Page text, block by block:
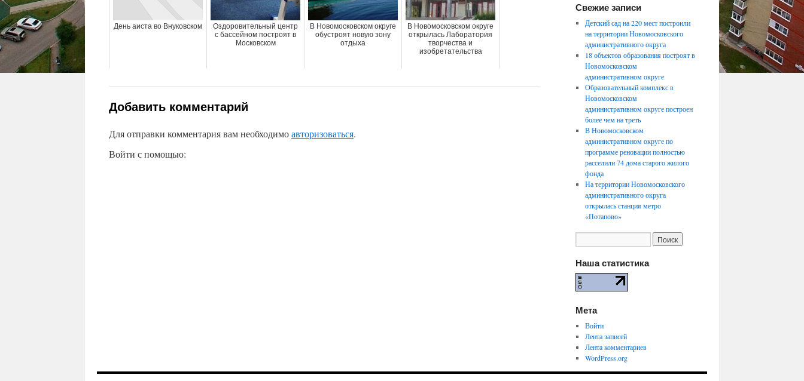
День аиста во Внуковском
Оздоровительный центр
с бассейном построят в
Московском
В Новомосковском округе
обустроят новую зону
отдыха
В Новомосковском округе
открылась Лаборатория
творчества и
изобретательства
Добавить комментарий
Для отправки комментария вам необходимоавторизоваться.
Войти с помощью:
Свежие записи
Детский сад на 220 мест построили
на территории Новомосковского
административного округа
18 объектов образования построят в
Новомосковском
административном округе
Образовательный комплекс в
Новомосковском
административном округе построен
более чем на треть
В Новомосковском
административном округе по
программе реновации полностью
расселили 74 дома старого жилого
фонда
На территории Новомосковского
административного округа
открылась станция метро
«Потапово»
Наша статистика
Мета
Войти
Лента записей
Лента комментариев
WordPress.org